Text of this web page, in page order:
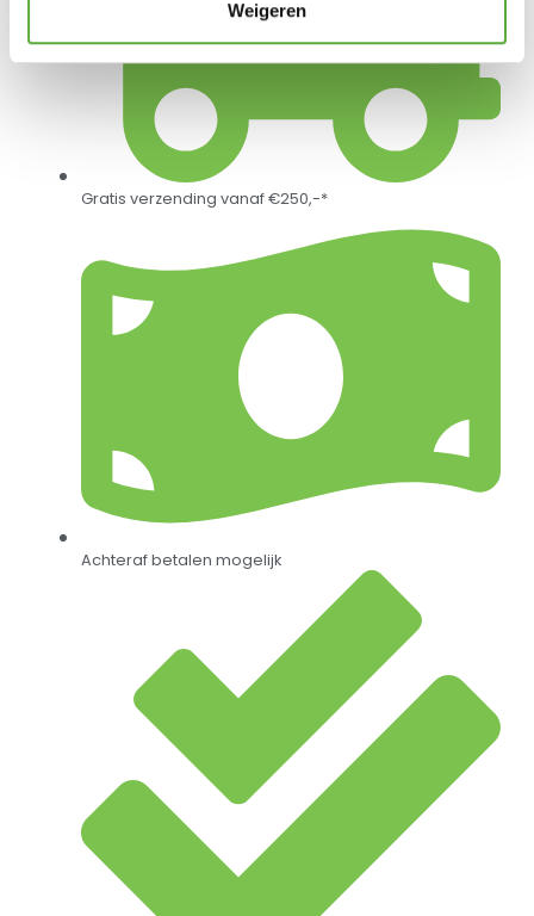
Weigeren
Gratis verzending vanaf €250,-*
Achteraf betalen mogelijk